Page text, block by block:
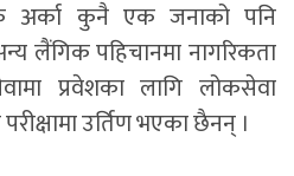
अर्का कुनै एक जनाको पनि
लैंगिक पहिचानमा नागरिकता
प्रवेशका लागि लोकसेवा
उर्तिण भएका छैनन् ।